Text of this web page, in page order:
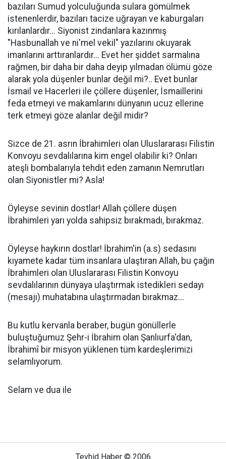
bazıları Sumud yolculuğunda sulara gömülmek
istenenlerdir, bazıları tacize uğrayan ve kaburgaları
kırılanlardır... Siyonist zindanlara kazınmış
"Hasbunallah ve ni'mel vekil" yazılarını okuyarak
imanlarını arttıranlardır... Evet her şiddet sarmalına
rağmen, bir daha bir daha deyip yılmadan ölümü göze
alarak yola düşenler bunlar değil mi?.. Evet bunlar
İsmail ve Hacerleri ile çöllere düşenler, İsmaillerini
feda etmeyi ve makamlarını dünyanın ucuz ellerine
terk etmeyi göze alanlar değil midir?
Sizce de 21. asrın İbrahimleri olan Uluslararası Filistin
Konvoyu sevdalılarına kim engel olabilir ki? Onları
ateşli bombalarıyla tehdit eden zamanın Nemrutları
olan Siyonistler mi? Asla!
Öyleyse sevinin dostlar! Allah çöllere düşen
İbrahimleri yarı yolda sahipsiz bırakmadı, bırakmaz.
Öyleyse haykırın dostlar! İbrahim'in (a.s) sedasını
kıyamete kadar tüm insanlara ulaştıran Allah, bu çağın
İbrahimleri olan Uluslararası Filistin Konvoyu
sevdalılarının dünyaya ulaştırmak istedikleri sedayı
(mesajı) muhatabına ulaştırmadan bırakmaz...
Bu kutlu kervanla beraber, bugün gönüllerle
buluştuğumuz Şehr-i İbrahim olan Şanlıurfa'dan,
İbrahimî bir misyon yüklenen tüm kardeşlerimizi
selamlıyorum.
Selam ve dua ile
Tevhid Haber © 2006